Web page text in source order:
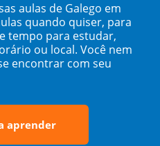
aulas de Galego em
quando quiser, para
tempo para estudar,
ou local. Você nem
encontrar com seu
aprender